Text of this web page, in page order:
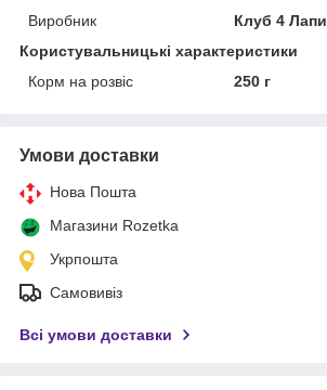
Виробник
Клуб 4 Лапи
Користувальницькі характеристики
Корм на розвіс
250 г
Умови доставки
Нова Пошта
Магазини Rozetka
Укрпошта
Самовивіз
Всі умови доставки